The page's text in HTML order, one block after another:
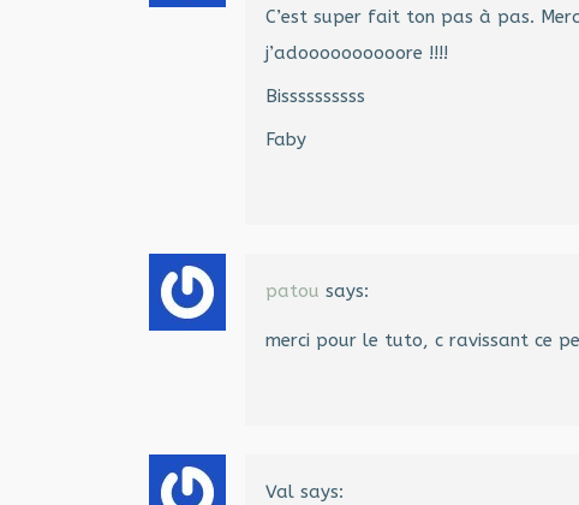
C’est super fait ton pas à pas.
j’adoooooooooore !!!!
Bissssssssss
Faby
patou says:
merci pour le tuto, c ravissant ce
Val says: